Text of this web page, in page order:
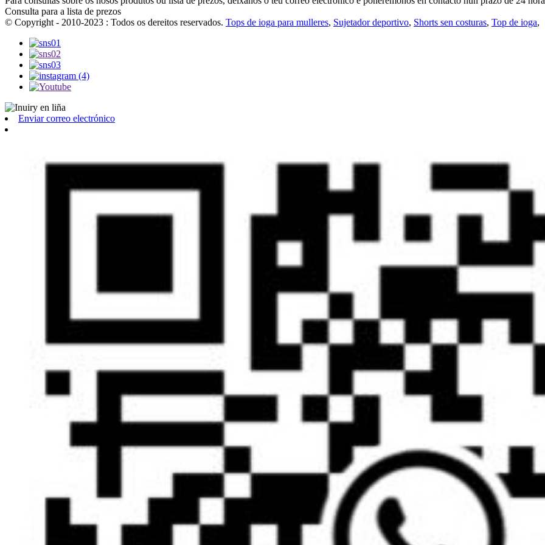
Consulta para a lista de prezos
© Copyright - 2010-2023 : Todos os dereitos reservados. Tops de ioga para mulleres, Sujetador deportivo, Shorts sen costuras, Top de ioga,
Enviar correo electrónico